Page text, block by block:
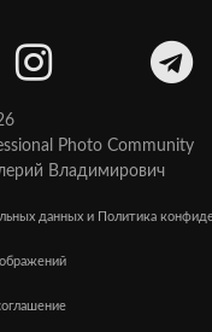
Photo Community
Владимирович
данных и Политика